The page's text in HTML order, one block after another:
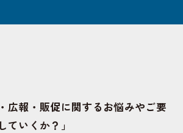
広報・販促に関するお悩みやご要
ていくか？」